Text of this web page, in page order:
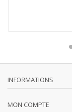
INFORMATIONS
MON COMPTE